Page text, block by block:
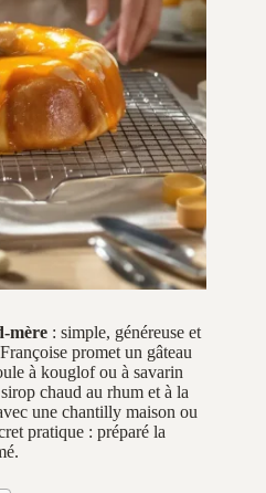
mère : simple, généreuse et
promet un gâteau
à kouglof ou à savarin
chaud au rhum et à la
une chantilly maison ou
pratique : préparé la